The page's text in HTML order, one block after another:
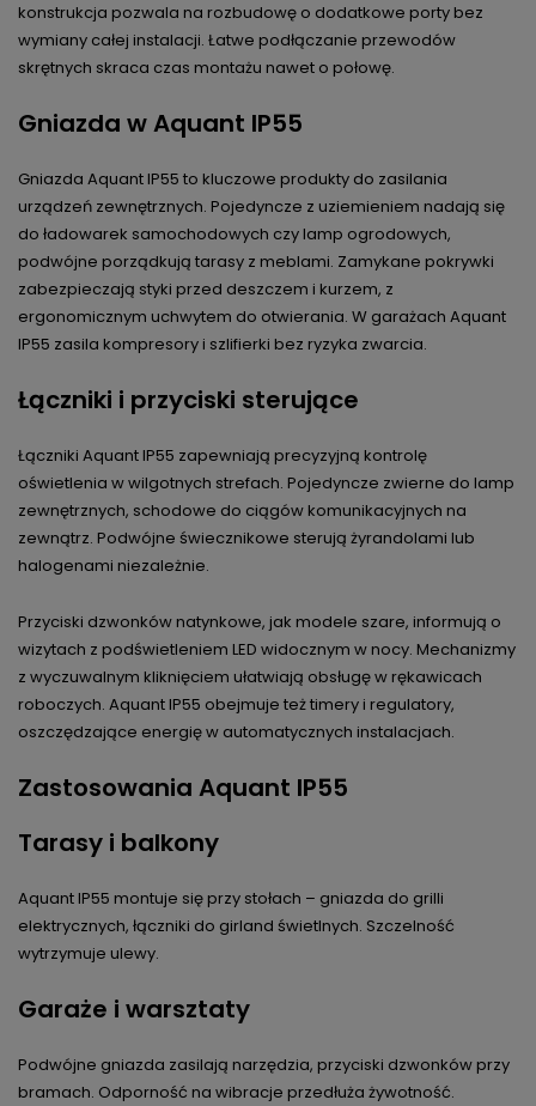
konstrukcja pozwala na rozbudowę o dodatkowe porty bez
wymiany całej instalacji. Łatwe podłączanie przewodów
skrętnych skraca czas montażu nawet o połowę.
Gniazda w Aquant IP55
Gniazda Aquant IP55 to kluczowe produkty do zasilania
urządzeń zewnętrznych. Pojedyncze z uziemieniem nadają się
do ładowarek samochodowych czy lamp ogrodowych,
podwójne porządkują tarasy z meblami. Zamykane pokrywki
zabezpieczają styki przed deszczem i kurzem, z
ergonomicznym uchwytem do otwierania. W garażach Aquant
IP55 zasila kompresory i szlifierki bez ryzyka zwarcia.
Łączniki i przyciski sterujące
Łączniki Aquant IP55 zapewniają precyzyjną kontrolę
oświetlenia w wilgotnych strefach. Pojedyncze zwierne do lamp
zewnętrznych, schodowe do ciągów komunikacyjnych na
zewnątrz. Podwójne świecznikowe sterują żyrandolami lub
halogenami niezależnie.
Przyciski dzwonków natynkowe, jak modele szare, informują o
wizytach z podświetleniem LED widocznym w nocy. Mechanizmy
z wyczuwalnym kliknięciem ułatwiają obsługę w rękawicach
roboczych. Aquant IP55 obejmuje też timery i regulatory,
oszczędzające energię w automatycznych instalacjach.
Zastosowania Aquant IP55
Tarasy i balkony
Aquant IP55 montuje się przy stołach – gniazda do grilli
elektrycznych, łączniki do girland świetlnych. Szczelność
wytrzymuje ulewy.
Garaże i warsztaty
Podwójne gniazda zasilają narzędzia, przyciski dzwonków przy
bramach. Odporność na wibracje przedłuża żywotność.